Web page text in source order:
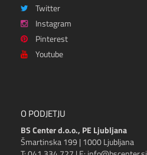
Twitter
Instagram
Pinterest
Youtube
O PODJETJU
BS Center d.o.o., PE Ljubljana
Šmartinska 199 | 1000 Ljubljana